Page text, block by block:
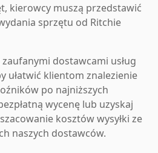
kierowcy muszą przedstawić
sprzętu od Ritchie
dostawcami usług
ułatwić klientom znalezienie
po najniższych
wycenę lub uzyskaj
kosztów wysyłki ze
naszych dostawców.